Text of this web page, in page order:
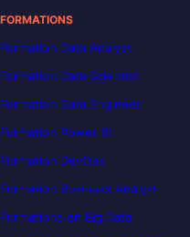
FORMATIONS
Formation Data Analyst
Formation Data Scientist
Formation Data Engineer
Formation Power BI
Formation DevOps
Formation Business Analyst
Formations en Big Data